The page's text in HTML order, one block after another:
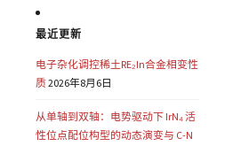
最近更新
电子杂化调控稀土RE₂In合金相变性
质2026年8月6日
从单轴到双轴：电势驱动下 IrN₄ 活
性位点配位构型的动态演变与 C-N